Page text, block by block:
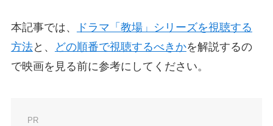
本記事では、
ドラマ「教場」シリーズを視聴する
方法と、 どの順番で視聴するべきかを解説するの
で映画を見る前に参考にしてください。
PR